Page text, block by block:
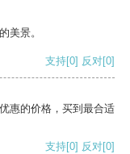
美景。
支持[0] 反对[0]
惠的价格，买到最合适
支持[0] 反对[0]